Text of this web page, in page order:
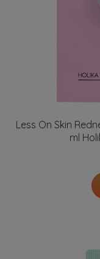
Less On Skin
ml